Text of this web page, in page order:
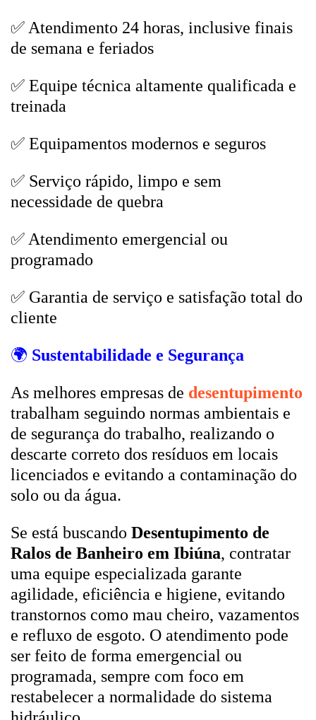
✅ Atendimento 24 horas, inclusive finais
de semana e feriados
✅ Equipe técnica altamente qualificada e
treinada
✅ Equipamentos modernos e seguros
✅ Serviço rápido, limpo e sem
necessidade de quebra
✅ Atendimento emergencial ou
programado
✅ Garantia de serviço e satisfação total do
cliente
🌍 Sustentabilidade e Segurança
As melhores empresas de desentupimento
trabalham seguindo normas ambientais e
de segurança do trabalho, realizando o
descarte correto dos resíduos em locais
licenciados e evitando a contaminação do
solo ou da água.
Se está buscando Desentupimento de
Ralos de Banheiro em Ibiúna, contratar
uma equipe especializada garante
agilidade, eficiência e higiene, evitando
transtornos como mau cheiro, vazamentos
e refluxo de esgoto. O atendimento pode
ser feito de forma emergencial ou
programada, sempre com foco em
restabelecer a normalidade do sistema